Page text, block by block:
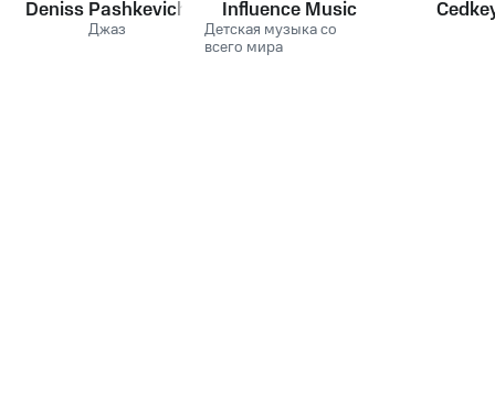
Deniss Pashkevich
Джаз
Influence Music
Детская музыка со
всего мира